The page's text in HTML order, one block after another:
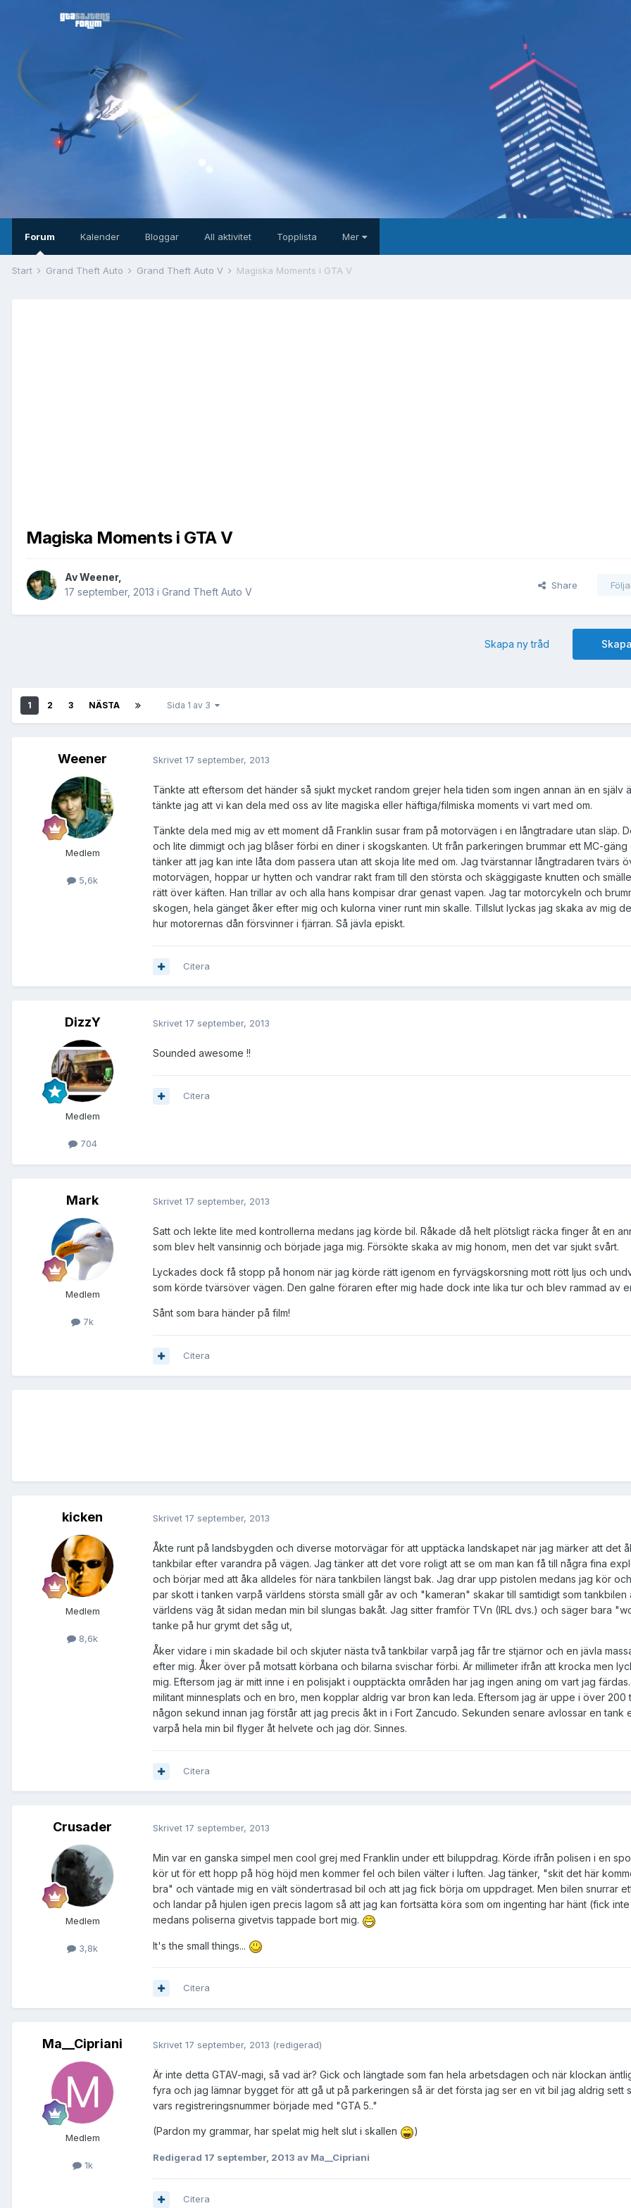
Forum Kalender Bloggar All aktivitet Topplista Mer
Start Grand Theft Auto Grand Theft Auto V Magiska Moments i GTA V
Magiska Moments i GTA V
AvWeener,
17 september, 2013 i Grand Theft Auto V
Share
Skapa ny tråd
1 2 3 NÄSTA Sida 1 av 3
Weener
Medlem
5,6k
Skrivet 17 september, 2013
Tänkte att eftersom det händer så sjukt mycket random grejer hela tiden som ingen annan än en själv
tänkte jag att vi kan dela med oss av lite magiska eller häftiga/filmiska moments vi vart med om.
Tänkte dela med mig av ett moment då Franklin susar fram på motorvägen i en långtradare utan släp.
och lite dimmigt och jag blåser förbi en diner i skogskanten. Ut från parkeringen brummar ett MC-gäng
tänker att jag kan inte låta dom passera utan att skoja lite med om. Jag tvärstannar långtradaren tvärs
motorvägen, hoppar ur hytten och vandrar rakt fram till den största och skäggigaste knutten och
rätt över käften. Han trillar av och alla hans kompisar drar genast vapen. Jag tar motorcykeln och
skogen, hela gänget åker efter mig och kulorna viner runt min skalle. Tillslut lyckas jag skaka av mig
hur motorernas dån försvinner i fjärran. Så jävla episkt.
Citera
DizzY
Medlem
704
Skrivet 17 september, 2013
Sounded awesome !!
Citera
Mark
Medlem
7k
Skrivet 17 september, 2013
Satt och lekte lite med kontrollerna medans jag körde bil. Råkade då helt plötsligt räcka finger åt en
som blev helt vansinnig och började jaga mig. Försökte skaka av mig honom, men det var sjukt svårt.
Lyckades dock få stopp på honom när jag körde rätt igenom en fyrvägskorsning mott rött ljus och
som körde tvärsöver vägen. Den galne föraren efter mig hade dock inte lika tur och blev rammad av
Sånt som bara händer på film!
Citera
kicken
Medlem
8,6k
Skrivet 17 september, 2013
Åkte runt på landsbygden och diverse motorvägar för att upptäcka landskapet när jag märker att det
tankbilar efter varandra på vägen. Jag tänker att det vore roligt att se om man kan få till några fina
och börjar med att åka alldeles för nära tankbilen längst bak. Jag drar upp pistolen medans jag kör
par skott i tanken varpå världens största smäll går av och "kameran" skakar till samtidigt som tankbilen
världens väg åt sidan medan min bil slungas bakåt. Jag sitter framför TVn (IRL dvs.) och säger bara
tanke på hur grymt det såg ut,
Åker vidare i min skadade bil och skjuter nästa två tankbilar varpå jag får tre stjärnor och en jävla
efter mig. Åker över på motsatt körbana och bilarna svischar förbi. Är millimeter ifrån att krocka men
mig. Eftersom jag är mitt inne i en polisjakt i oupptäckta områden har jag ingen aning om vart jag
militant minnesplats och en bro, men kopplar aldrig var bron kan leda. Eftersom jag är uppe i över 200
någon sekund innan jag förstår att jag precis åkt in i Fort Zancudo. Sekunden senare avlossar en tank
varpå hela min bil flyger åt helvete och jag dör. Sinnes.
Citera
Crusader
Medlem
3,8k
Skrivet 17 september, 2013
Min var en ganska simpel men cool grej med Franklin under ett biluppdrag. Körde ifrån polisen i en
kör ut för ett hopp på hög höjd men kommer fel och bilen välter i luften. Jag tänker, "skit det här
bra" och väntade mig en vält söndertrasad bil och att jag fick börja om uppdraget. Men bilen snurrar
och landar på hjulen igen precis lagom så att jag kan fortsätta köra som om ingenting har hänt (fick
medans poliserna givetvis tappade bort mig.
It's the small things...
Citera
Ma__Cipriani
Medlem
1k
Skrivet 17 september, 2013 (redigerad)
Är inte detta GTAV-magi, så vad är? Gick och längtade som fan hela arbetsdagen och när klockan
fyra och jag lämnar bygget för att gå ut på parkeringen så är det första jag ser en vit bil jag aldrig sett
vars registreringsnummer började med "GTA 5.."
(Pardon my grammar, har spelat mig helt slut i skallen )
Redigerad 17 september, 2013 av Ma__Cipriani
Citera